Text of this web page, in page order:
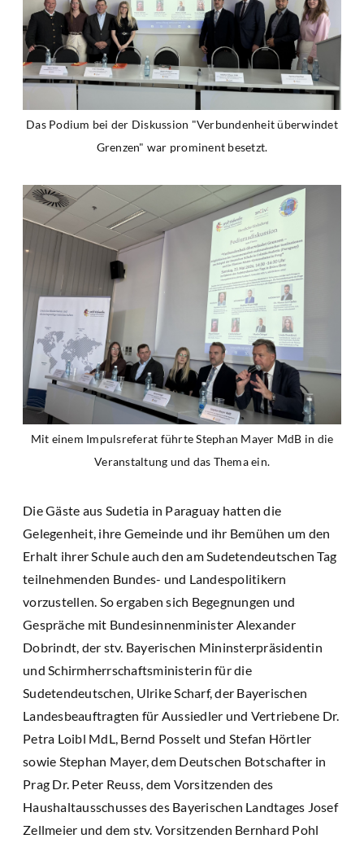
Das Podium bei der Diskussion "Verbundenheit überwindet
Grenzen" war prominent besetzt.
Mit einem Impulsreferat führte Stephan Mayer MdB in die
Veranstaltung und das Thema ein.
Die Gäste aus Sudetia in Paraguay hatten die
Gelegenheit, ihre Gemeinde und ihr Bemühen um den
Erhalt ihrer Schule auch den am Sudetendeutschen Tag
teilnehmenden Bundes- und Landespolitikern
vorzustellen. So ergaben sich Begegnungen und
Gespräche mit Bundesinnenminister Alexander
Dobrindt, der stv. Bayerischen Mininsterpräsidentin
und Schirmherrschaftsministerin für die
Sudetendeutschen, Ulrike Scharf, der Bayerischen
Landesbeauftragten für Aussiedler und Vertriebene Dr.
Petra Loibl MdL, Bernd Posselt und Stefan Hörtler
sowie Stephan Mayer, dem Deutschen Botschafter in
Prag Dr. Peter Reuss, dem Vorsitzenden des
Haushaltausschusses des Bayerischen Landtages Josef
Zellmeier und dem stv. Vorsitzenden Bernhard Pohl